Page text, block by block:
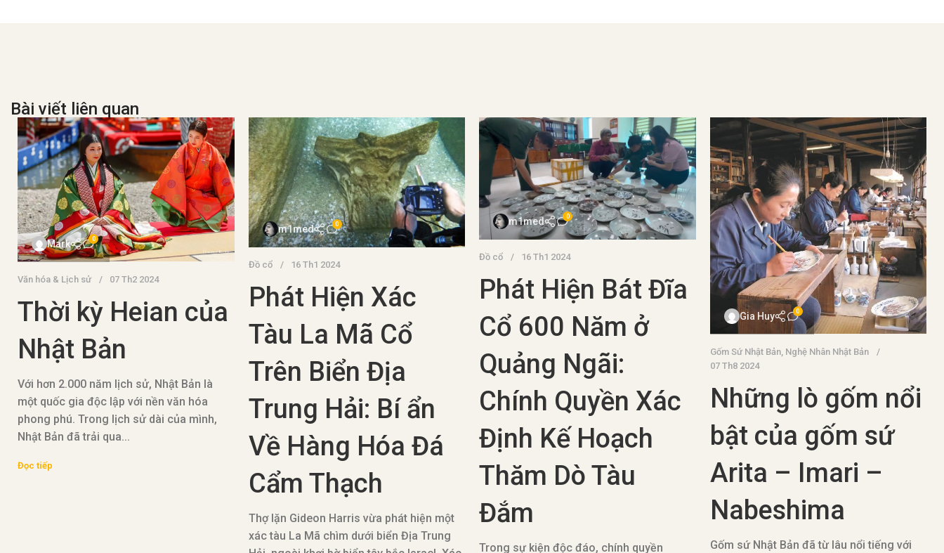
Bài viết liên quan
Mark 0
Văn hóa & Lịch sử 07 Th2 2024
Thời kỳ Heian của
Nhật Bản
Với hơn 2.000 năm lịch sử, Nhật Bản là
một quốc gia độc lập với nền văn hóa
phong phú. Trong lịch sử dài của mình,
Nhật Bản đã trải qua...
Đọc tiếp
m1med 0
Đồ cổ 16 Th1 2024
Phát Hiện Xác
Tàu La Mã Cổ
Trên Biển Địa
Trung Hải: Bí ẩn
Về Hàng Hóa Đá
Cẩm Thạch
Thợ lặn Gideon Harris vừa phát hiện một
xác tàu La Mã chìm dưới biển Địa Trung
m1med 0
Đồ cổ 16 Th1 2024
Phát Hiện Bát Đĩa
Cổ 600 Năm ở
Quảng Ngãi:
Chính Quyền Xác
Định Kế Hoạch
Thăm Dò Tàu
Đắm
Trong sự kiện độc đáo, chính quyền
Gia Huy 0
Gốm Sứ Nhật Bản, Nghệ Nhân Nhật Bản
07 Th8 2024
Những lò gốm nổi
bật của gốm sứ
Arita – Imari –
Nabeshima
Gốm sứ Nhật Bản đã từ lâu nổi tiếng với